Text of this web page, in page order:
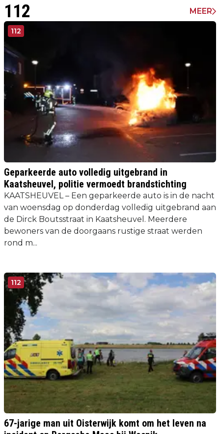
112 MEER
112
Geparkeerde auto volledig uitgebrand in
Kaatsheuvel, politie vermoedt brandstichting
KAATSHEUVEL – Een geparkeerde auto is in de nacht
van woensdag op donderdag volledig uitgebrand aan
de Dirck Boutsstraat in Kaatsheuvel. Meerdere
bewoners van de doorgaans rustige straat werden
rond m...
112
67-jarige man uit Oisterwijk komt om het leven na